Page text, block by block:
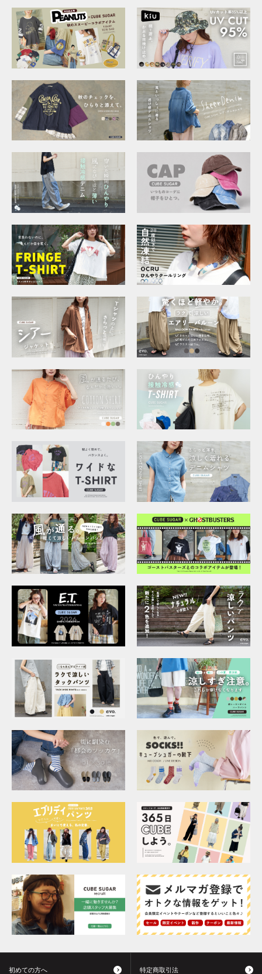
初めての方へ 特定商取引法